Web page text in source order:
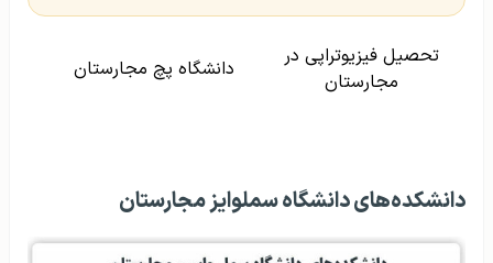
تحصیل فیزیوتراپی در
مجارستان
دانشگاه پچ مجارستان
دانشکده‌های دانشگاه سملوایز مجارستان